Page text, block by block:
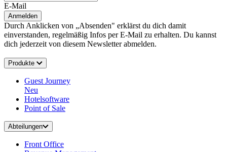
E-Mail
Anmelden
Durch Anklicken von „Absenden" erklärst du dich damit
einverstanden, regelmäßig Infos per E-Mail zu erhalten. Du kannst
dich jederzeit von diesem Newsletter abmelden.
Produkte
Guest Journey
Neu
Hotelsoftware
Point of Sale
Abteilungen
Front Office